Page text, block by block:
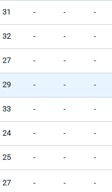
31 - - -
32 - - -
27 - - -
29 - - -
33 - - -
24 - - -
25 - - -
27 - - -